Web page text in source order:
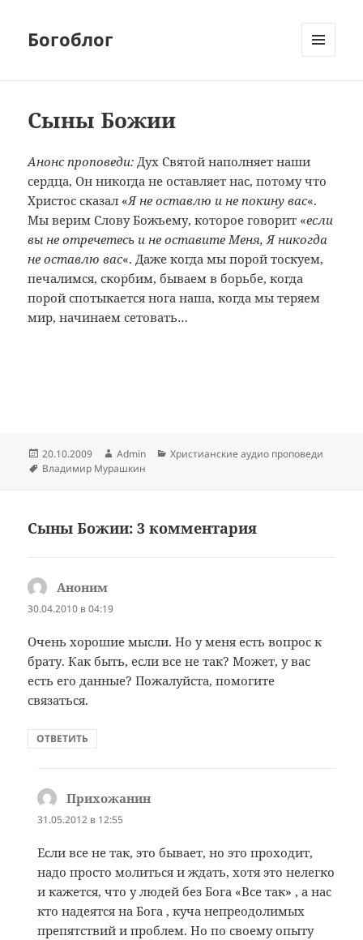
Богоблог
Сыны Божии
Анонс проповеди: Дух Святой наполняет наши
сердца, Он никогда не оставляет нас, потому что
Христос сказал «Я не оставлю и не покину вас«.
Мы верим Слову Божьему, которое говорит «если
вы не отречетесь и не оставите Меня, Я никогда
не оставлю вас«. Даже когда мы порой тоскуем,
печалимся, скорбим, бываем в борьбе, когда
порой спотыкается нога наша, когда мы теряем
мир, начинаем сетовать…
Опубликовано
20.10.2009 Автор
Admin Рубрики
Христианские аудио проповеди
Метки
Владимир Мурашкин
Сыны Божии: 3 комментария
Аноним
30.04.2010 в 04:19
Очень хорошие мысли. Но у меня есть вопрос к
брату. Как быть, если все не так? Может, у вас
есть его данные? Пожалуйста, помогите
связаться.
ОТВЕТИТЬ
Прихожанин
31.05.2012 в 12:55
Если все не так, это бывает, но это проходит,
надо просто молиться и ждать, хотя это нелегко
и кажется, что у людей без Бога «Все так» , а нас
кто надеятся на Бога , куча непреодолимых
препятствий и проблем. Но по своему опыту